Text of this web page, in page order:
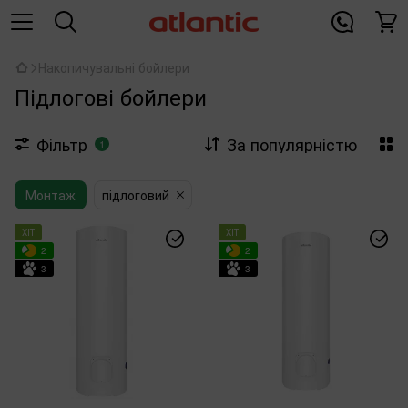
Накопичувальні бойлери
Підлогові бойлери
Фільтр 1 За популярністю
Монтаж підлоговий
ХІТ
2
3
ХІТ
2
3